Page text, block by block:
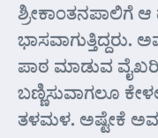
ಶ್ರೀಕಾಂತನಪಾಲಿಗೆ
ಭಾಸವಾಗುತ್ತಿದ್ದರು.
ಪಾಠ ಮಾಡುವ ವೈಖರಿ
ಬಣ್ಣಿಸುವಾಗಲೂ
ತಳಮಳ. ಅಷ್ಟೇಕೆ